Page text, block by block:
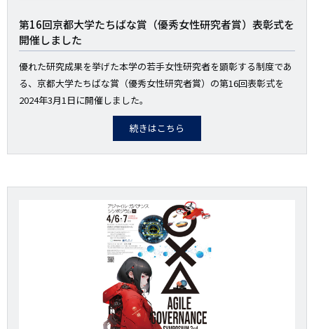
第16回京都大学たちばな賞（優秀女性研究者賞）表彰式を
開催しました
優れた研究成果を挙げた本学の若手女性研究者を顕彰する制度であ
る、京都大学たちばな賞（優秀女性研究者賞）の第16回表彰式を
2024年3月1日に開催しました。
続きはこちら